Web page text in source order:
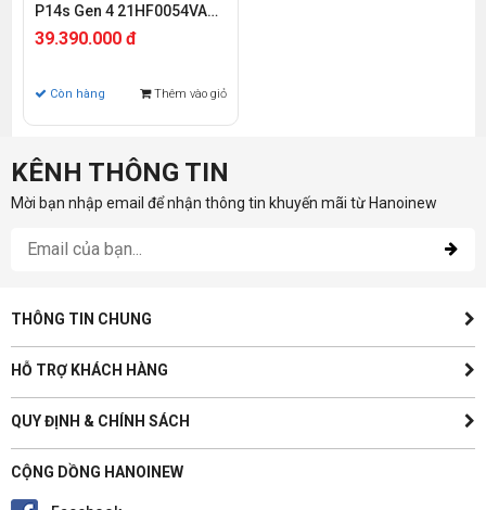
P14s Gen 4 21HF0054VA
(Intel Core i7-1360P | 32GB
39.390.000 đ
Còn hàng Thêm vào giỏ
KÊNH THÔNG TIN
Mời bạn nhập email để nhận thông tin khuyến mãi từ Hanoinew
THÔNG TIN CHUNG
HỖ TRỢ KHÁCH HÀNG
QUY ĐỊNH & CHÍNH SÁCH
CỘNG DỒNG HANOINEW